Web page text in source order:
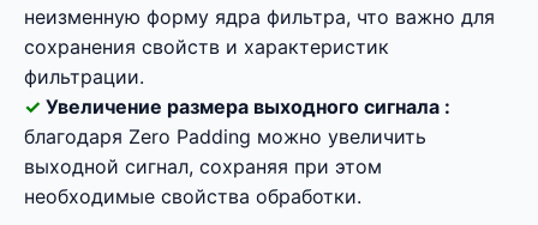
неизменную форму ядра фильтра, что важно для
сохранения свойств и характеристик
фильтрации.
Увеличение размера выходного сигнала :
благодаря Zero Padding можно увеличить
выходной сигнал, сохраняя при этом
необходимые свойства обработки.